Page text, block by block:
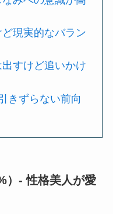
現実的なバラン
すけど追いかけ
きずらない前向
）- 性格美人が愛